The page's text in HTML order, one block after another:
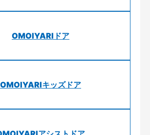
OMOIYARIドア
OMOIYARIキッズドア